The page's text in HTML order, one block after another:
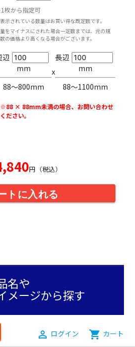
person_outline ログイン shopping_cart カート
枚から指定可
示されている数量はお買い得な既定数です。
をマイナスにされた場合一定数までは、元の規
の価格より高くなる場合がございます。
辺
mm
88〜800mm
x
長辺
mm
88〜1100mm
※88 × 88mm未満の場合、お問い合わせ
ください。
円（税込）
トに入れる
名や
メージから探す
keyboard_arrow_down